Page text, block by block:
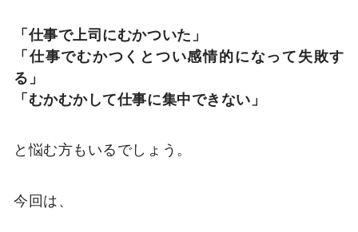
「仕事で上司にむかついた」
「仕事でむかつくとつい感情的になって失敗す
る」
「むかむかして仕事に集中できない」
と悩む方もいるでしょう。
今回は、